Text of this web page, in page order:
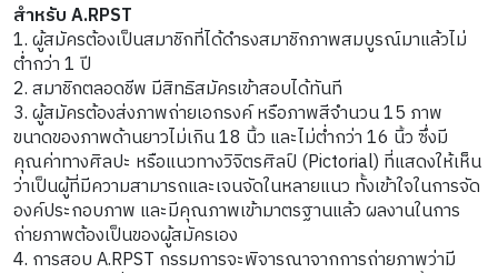
สำหรับ A.RPST
1. ผู้สมัครต้องเป็นสมาชิกที่ได้ดำรงสมาชิกภาพสมบูรณ์มาแล้วไม่
ต่ำกว่า 1 ปี
2. สมาชิกตลอดชีพ มีสิทธิสมัครเข้าสอบได้ทันที
3. ผู้สมัครต้องส่งภาพถ่ายเอกรงค์ หรือภาพสีจำนวน 15 ภาพ
ขนาดของภาพด้านยาวไม่เกิน 18 นิ้ว และไม่ต่ำกว่า 16 นิ้ว ซึ่งมี
คุณค่าทางศิลปะ หรือแนวทางวิจิตรศิลป์ (Pictorial) ที่แสดงให้เห็น
ว่าเป็นผู้ที่มีความสามารถและเจนจัดในหลายแนว ทั้งเข้าใจในการจัด
องค์ประกอบภาพ และมีคุณภาพเข้ามาตรฐานแล้ว ผลงานในการ
ถ่ายภาพต้องเป็นของผู้สมัครเอง
4. การสอบ A.RPST กรรมการจะพิจารณาจากการถ่ายภาพว่ามี